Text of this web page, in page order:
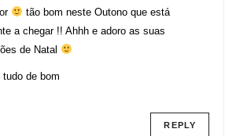
tão bom neste Outono que está
a chegar !! Ahhh e adoro as suas
de Natal
tudo de bom
REPLY